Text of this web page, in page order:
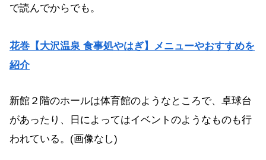
で読んでからでも。
花巻【大沢温泉 食事処やはぎ】メニューやおすすめを
紹介
新館２階のホールは体育館のようなところで、卓球台
があったり、日によってはイベントのようなものも行
われている。(画像なし)